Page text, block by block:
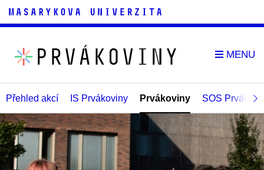
Přehled akcí IS Prvákoviny Prvákoviny SOS